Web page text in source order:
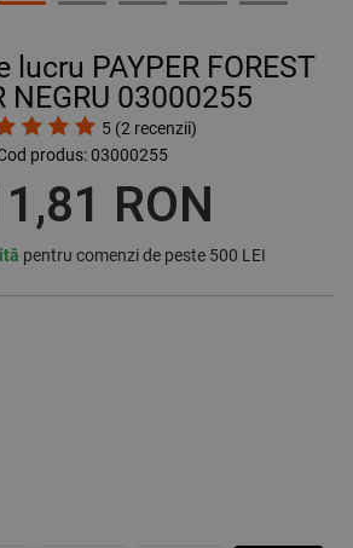
lucru PAYPER FOREST
NEGRU 03000255
5 (2 recenzii)
produs:03000255
RON
pentru comenzi de peste 500 LEI